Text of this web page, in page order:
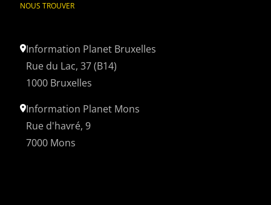
NOUS TROUVER
Information Planet Bruxelles
Rue du Lac, 37 (B14)
1000 Bruxelles
Information Planet Mons
Rue d'havré, 9
7000 Mons